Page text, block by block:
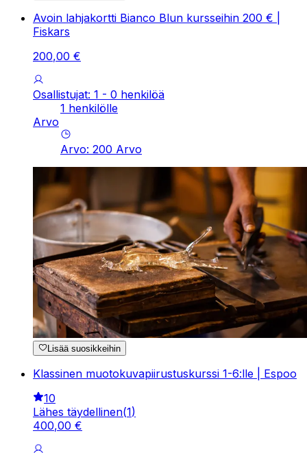
Avoin lahjakortti Bianco Blun kursseihin 200 € |
Fiskars
200,00 €
Osallistujat: 1 - 0 henkilöä
1 henkilölle
Arvo
Arvo: 200 Arvo
Lisää suosikkeihin
Klassinen muotokuvapiirustuskurssi 1-6:lle | Espoo
10
Lähes täydellinen(1)
400,00 €